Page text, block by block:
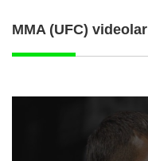
MMA (UFC) videolar